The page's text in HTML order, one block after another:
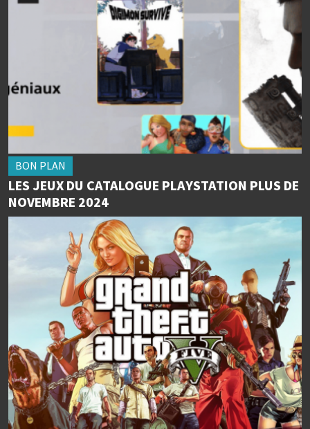
BON PLAN
LES JEUX DU CATALOGUE PLAYSTATION PLUS DE
NOVEMBRE 2024